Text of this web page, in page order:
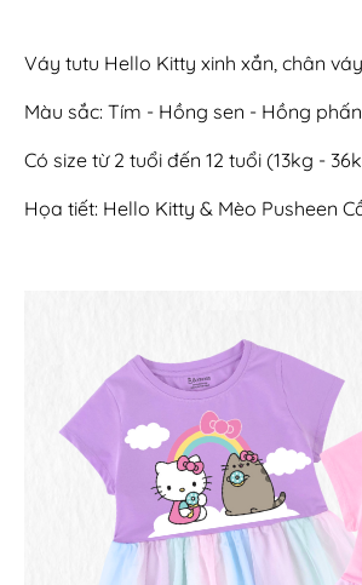
Váy tutu Hello Kitty xinh xắn, chân
Màu sắc: Tím - Hồng sen - Hồng
Có size từ 2 tuổi đến 12 tuổi (13kg -
Họa tiết: Hello Kitty & Mèo Pusheen